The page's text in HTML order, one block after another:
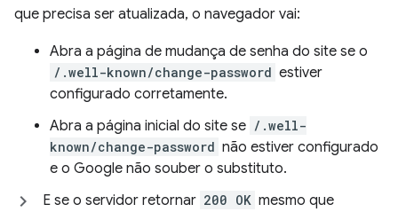
que precisa ser atualizada, o navegador vai:
Abra a página de mudança de senha do site se o
/.well-known/change-password estiver
configurado corretamente.
Abra a página inicial do site se /.well-
known/change-password não estiver configurado
e o Google não souber o substituto.
E se o servidor retornar 200 OK mesmo que